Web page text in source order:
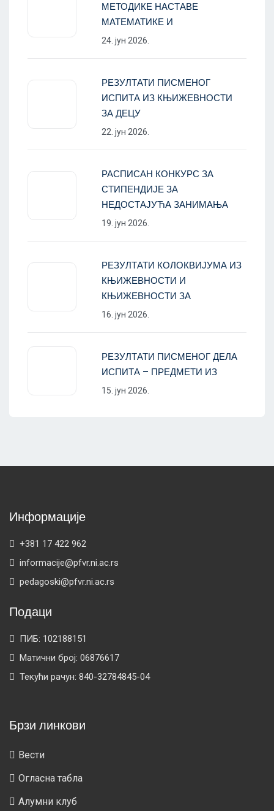
МЕТОДИКЕ НАСТАВЕ
МАТЕМАТИКЕ И
24. јун 2026.
РЕЗУЛТАТИ ПИСМЕНОГ
ИСПИТА ИЗ КЊИЖЕВНОСТИ
ЗА ДЕЦУ
22. јун 2026.
РАСПИСАН КОНКУРС ЗА
СТИПЕНДИЈЕ ЗА
НЕДОСТАЈУЋА ЗАНИМАЊА
19. јун 2026.
РЕЗУЛТАТИ КОЛОКВИЈУМА ИЗ
КЊИЖЕВНОСТИ И
КЊИЖЕВНОСТИ ЗА
16. јун 2026.
РЕЗУЛТАТИ ПИСМЕНОГ ДЕЛА
ИСПИТА – ПРЕДМЕТИ ИЗ
15. јун 2026.
Информације
+381 17 422 962
informacije@pfvr.ni.ac.rs
pedagoski@pfvr.ni.ac.rs
Подаци
ПИБ: 102188151
Матични број: 06876617
Текући рачун: 840-32784845-04
Брзи линкови
Вести
Огласна табла
Алумни клуб